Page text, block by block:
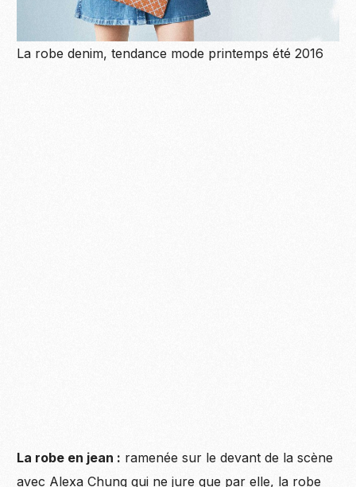
La robe denim, tendance mode printemps été 2016
La robe en jean : ramenée sur le devant de la scène
avec Alexa Chung qui ne jure que par elle, la robe